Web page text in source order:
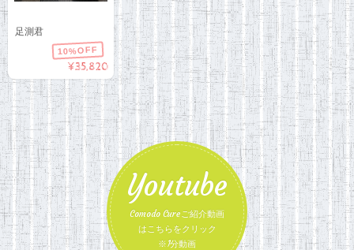
足測君
10%OFF
¥35,820
Youtube
Comodo Cureご紹介動画
はこちらをクリック
※1分動画